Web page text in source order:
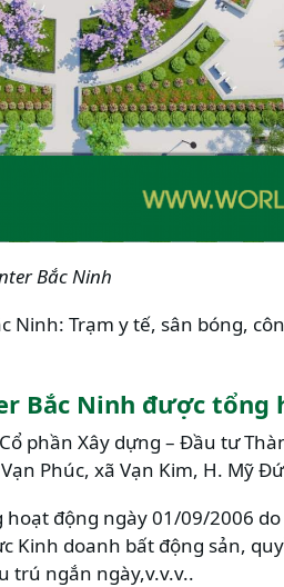
Bắc Ninh
Ninh: Trạm y tế, sân bóng,
Bắc Ninh được tổng
phần Xây dựng – Đầu tư
Phúc, xã Vạn Kim, H. Mỹ
động ngày 01/09/2006
Kinh doanh bất động sản,
trú ngắn ngày,v.v.v..